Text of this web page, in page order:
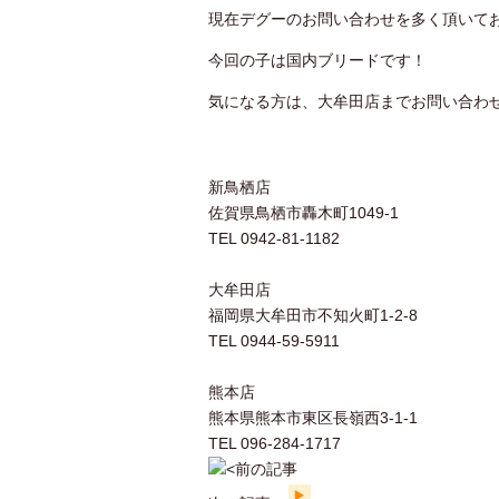
現在デグーのお問い合わせを多く頂いて
今回の子は国内ブリードです！
気になる方は、大牟田店までお問い合わ
新鳥栖店
佐賀県鳥栖市轟木町1049-1
TEL 0942-81-1182
大牟田店
福岡県大牟田市不知火町1-2-8
TEL 0944-59-5911
熊本店
熊本県熊本市東区長嶺西3-1-1
TEL 096-284-1717
前の記事